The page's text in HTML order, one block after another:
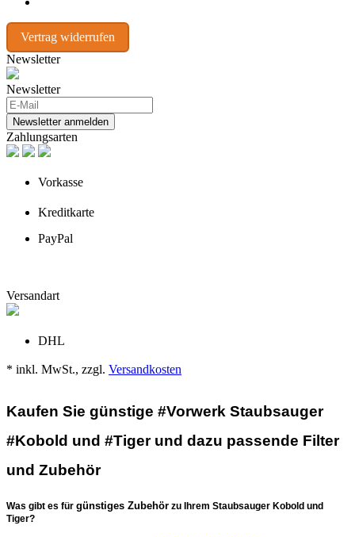
Vertrag widerrufen
Newsletter
Newsletter
Newsletter anmelden
Zahlungsarten
Vorkasse
Kreditkarte
PayPal
Versandart
DHL
* inkl. MwSt., zzgl. Versandkosten
Kaufen Sie günstige #Vorwerk Staubsauger
#Kobold und #Tiger und dazu passende Filter
und Zubehör
Was gibt es für günstiges Zubehör zu Ihrem Staubsauger Kobold und
Tiger?